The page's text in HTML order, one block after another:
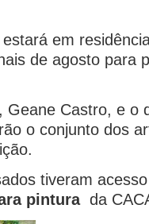
em
de agosto para
Geane Castro, e o
o conjunto dos
tiveram
pinturada